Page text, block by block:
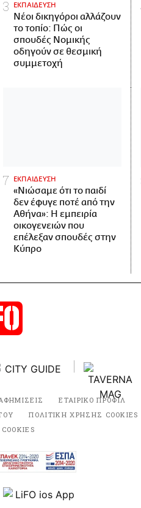
ΕΚΠΑΙΔΕΥΣΗ
Νέοι δικηγόροι αλλάζουν
το τοπίο: Πώς οι
σπουδές Νομικής
οδηγούν σε θεσμική
συμμετοχή
ΕΚΠΑΙΔΕΥΣΗ
«Νιώσαμε ότι το παιδί
δεν έφυγε ποτέ από την
Αθήνα»: Η εμπειρία
οικογενειών που
επέλεξαν σπουδές στην
Κύπρο
ΕΤΑΙΡΙΚΟ ΠΡΟΦΙΛ
ΠΟΛΙΤΙΚΗ ΧΡΗΣΗΣ COOKIES